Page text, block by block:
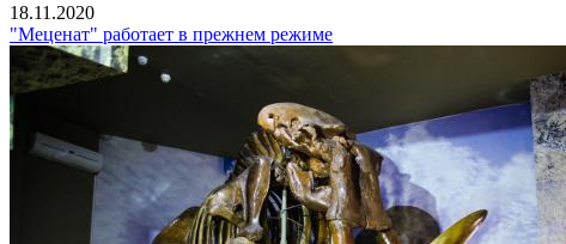
18.11.2020
"Меценат" работает в прежнем режиме